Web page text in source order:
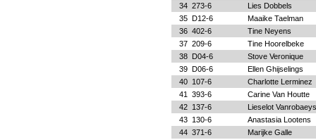
34 273-6
Lies Dobbels
35 D12-6
Maaike Taelman
36 402-6
Tine Neyens
37 209-6
Tine Hoorelbeke
38 D04-6
Stove Veronique
39 D06-6
Ellen Ghijselings
40 107-6
Charlotte Lerminez
41
393-6
Carine Van Houtte
42 137-6
Lieselot Vanrobaeys
43 130-6
Anastasia Lootens
44 371-6
Marijke Galle